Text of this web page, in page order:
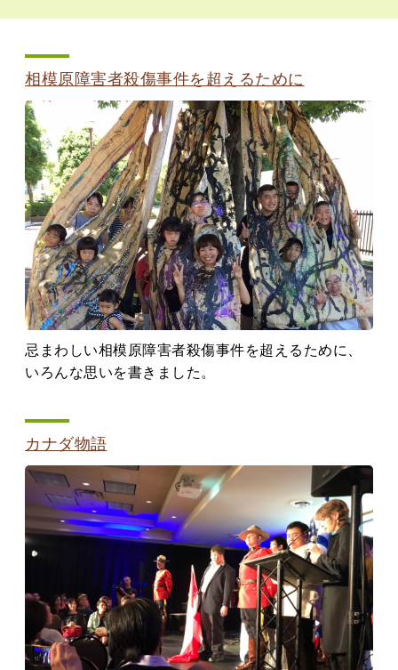
相模原障害者殺傷事件を超えるために
忌まわしい相模原障害者殺傷事件を超えるために、
いろんな思いを書きました。
カナダ物語